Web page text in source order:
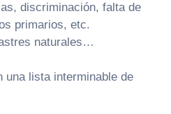
discriminación, falta de
primarios, etc.
naturales…
una lista interminable de